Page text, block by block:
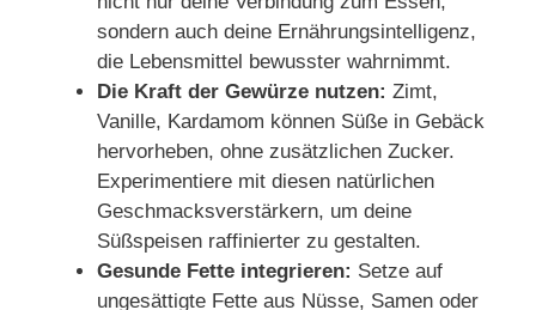
sondern auch deine Ernährungsintelligenz,
die Lebensmittel bewusster wahrnimmt.
Die Kraft der Gewürze nutzen: Zimt,
Vanille, Kardamom können Süße in Gebäck
hervorheben, ohne zusätzlichen Zucker.
Experimentiere mit diesen natürlichen
Geschmacksverstärkern, um deine
Süßspeisen raffinierter zu gestalten.
Gesunde Fette integrieren: Setze auf
ungesättigte Fette aus Nüsse, Samen oder